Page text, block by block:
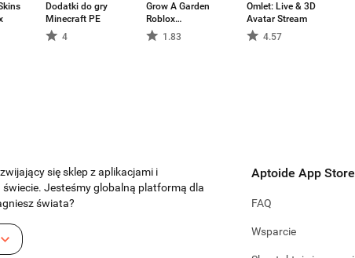
Dodatki do gry
Minecraft PE
4
Grow A Garden
Roblox
Companion
1.83
Omlet: Live & 3D
Avatar Stream
4.57
się sklep z aplikacjami i
Jesteśmy globalną platformą dla
świata?
Aptoide App Store
FAQ
Wsparcie